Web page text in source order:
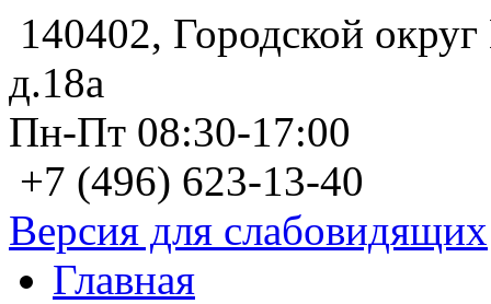
140402, Городской
д.18а
Пн-Пт 08:30-17:00
+7 (496) 623-13-40
Версия для слабовидящих
Главная